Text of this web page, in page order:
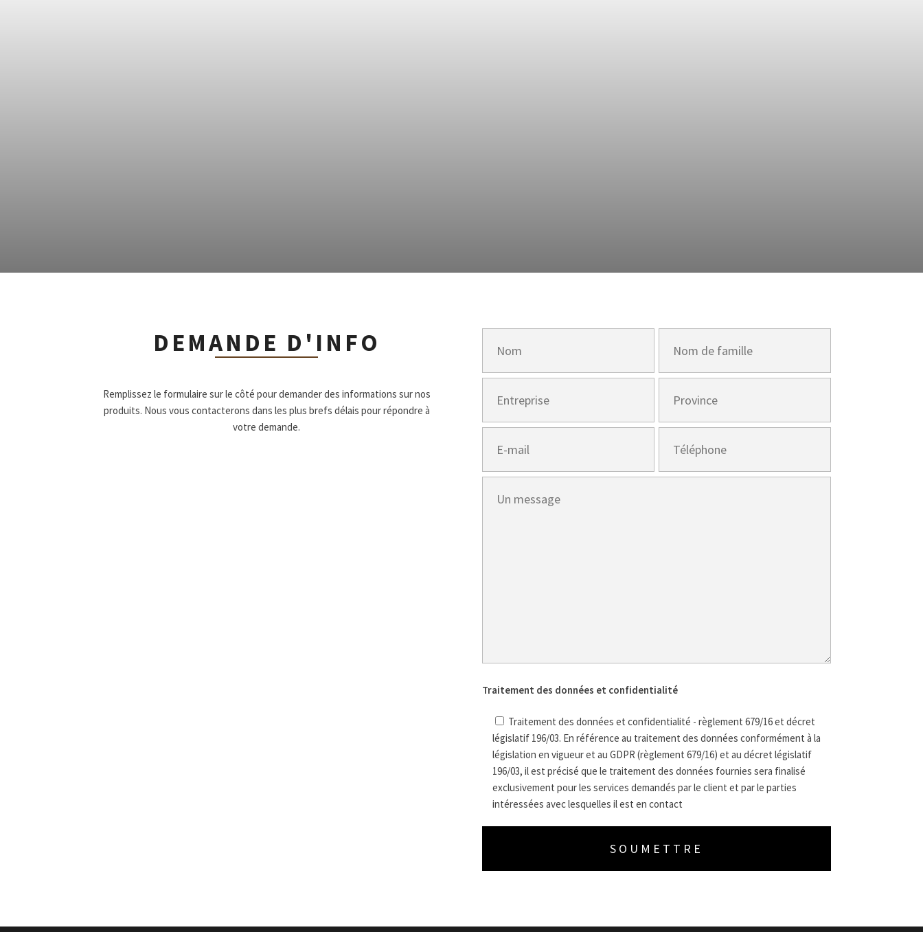
DEMANDE D'INFO
Remplissez le formulaire sur le côté pour demander des informations sur nos
produits. Nous vous contacterons dans les plus brefs délais pour répondre à
votre demande.
Traitement des données et confidentialité
Traitement des données et confidentialité - règlement 679/16 et décret
législatif 196/03. En référence au traitement des données conformément à la
législation en vigueur et au GDPR (règlement 679/16) et au décret législatif
196/03, il est précisé que le traitement des données fournies sera finalisé
exclusivement pour les services demandés par le client et par le parties
intéressées avec lesquelles il est en contact